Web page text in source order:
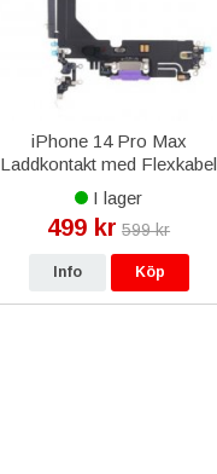
iPhone 14 Pro Max
Laddkontakt med Flexkabel
Original - Lila
I lager
499 kr 599 kr
Info Köp